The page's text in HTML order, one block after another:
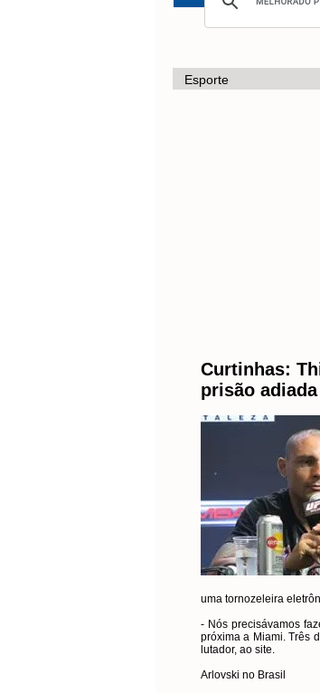
Esporte
Curtinhas:
prisão adiada
uma tornozeleira
- Nós precisávamos
próxima a Miami. Três
lutador, ao site.
Arlovski no Brasil